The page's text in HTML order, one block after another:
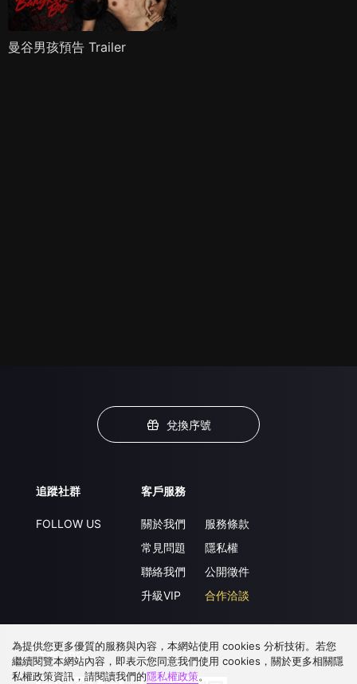
曼谷男孩預告 Trailer
兌換序號
追蹤社群
FOLLOW US
客戶服務
關於我們
常見問題
聯絡我們
升級VIP
服務條款
隱私權
公開徵件
合作洽談
下載 APP
為提供您更多優質的服務與內容，本網站使用 cookies 分析技術。若您
繼續閱覽本網站內容，即表示您同意我們使用 cookies，關於更多相關隱
私權政策資訊，請閱讀我們的隱私權政策。